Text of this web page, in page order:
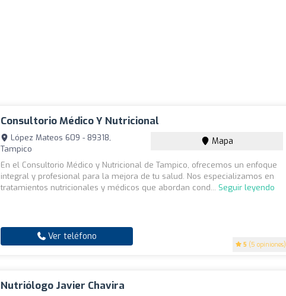
Consultorio Médico Y Nutricional
5 (5 opiniones)
López Mateos 609 - 89318,
Tampico
Mapa
En el Consultorio Médico y Nutricional de Tampico, ofrecemos un enfoque
integral y profesional para la mejora de tu salud. Nos especializamos en
tratamientos nutricionales y médicos que abordan cond... Seguir leyendo
Ver teléfono
Nutriólogo Javier Chavira